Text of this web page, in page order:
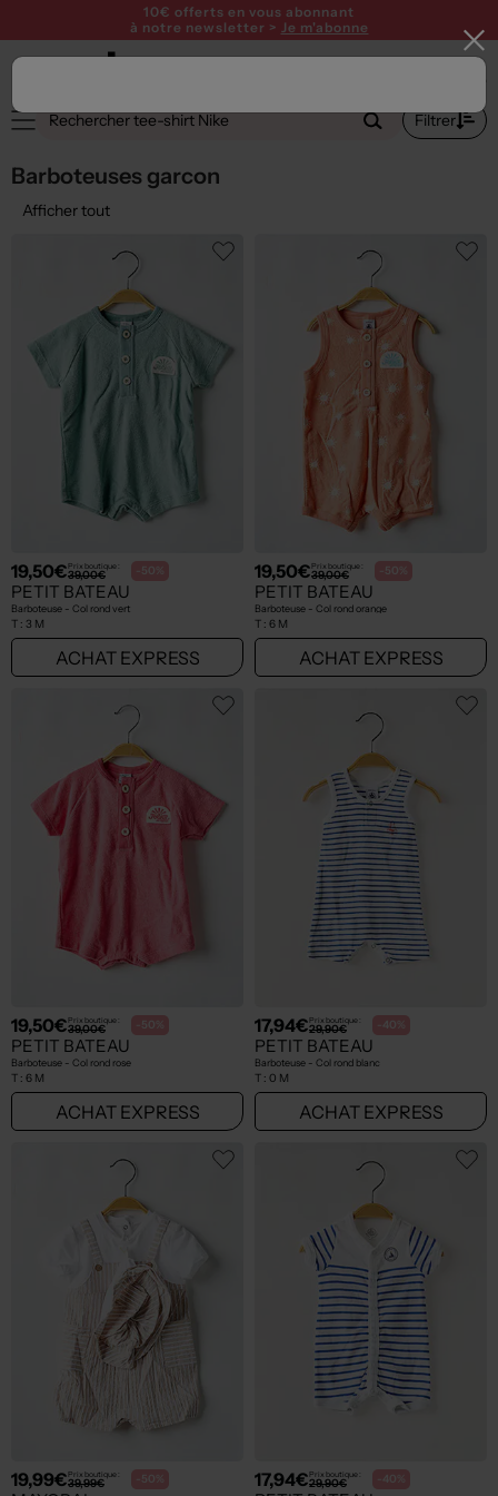
10€ offerts en vous abonnant
à notre newsletter > Je m'abonne
Filtrer
Barboteuses garcon
Afficher tout
19,50€Prix boutique :
39,00€ -50%
PETIT BATEAU
Barboteuse - Col rond vert
T : 3 M
ACHAT EXPRESS
19,50€Prix boutique :
39,00€ -50%
PETIT BATEAU
Barboteuse - Col rond orange
T : 6 M
ACHAT EXPRESS
19,50€Prix boutique :
39,00€ -50%
PETIT BATEAU
Barboteuse - Col rond rose
T : 6 M
ACHAT EXPRESS
17,94€Prix boutique :
29,90€ -40%
PETIT BATEAU
Barboteuse - Col rond blanc
T : 0 M
ACHAT EXPRESS
19,99€Prix boutique :
39,99€ -50% 17,94€Prix boutique :
29,90€ -40%